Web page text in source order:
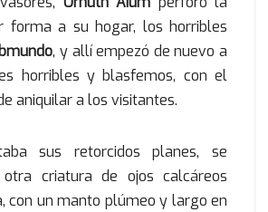
forma a su hogar, los horribles
, y allí empezó de nuevo a
horribles y blasfemos, con el
aniquilar a los visitantes.
sus retorcidos planes, se
criatura de ojos calcáreos
con un manto plúmeo y largo en